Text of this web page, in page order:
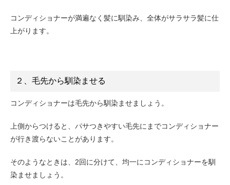
コンディショナーが満遍なく髪に馴染み、全体がサラサラ髪に仕
上がります。
２、毛先から馴染ませる
コンディショナーは毛先から馴染ませましょう。
上側からつけると、パサつきやすい毛先にまでコンディショナー
が行き渡らないことがあります。
そのようなときは、2回に分けて、均一にコンディショナーを馴
染ませましょう。